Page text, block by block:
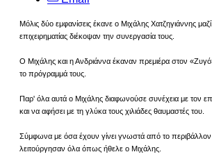
Μόλις δύο εμφανίσεις έκανε ο Μιχάλης Χατζηγιάννης
επιχειρηματίας διέκοψαν την συνεργασία τους.
Ο Μιχάλης και η Ανδριάννα έκαναν πρεμιέρα στον
το πρόγραμμά τους.
Παρ' όλα αυτά ο Μιχάλης διαφωνούσε συνέχεια με τον
και να αφήσει με τη γλύκα τους χιλιάδες θαυμαστές του.
Σύμφωνα με όσα έχουν γίνει γνωστά από το περιβάλλον
λειτούργησαν όλα όπως ήθελε ο Μιχάλης.